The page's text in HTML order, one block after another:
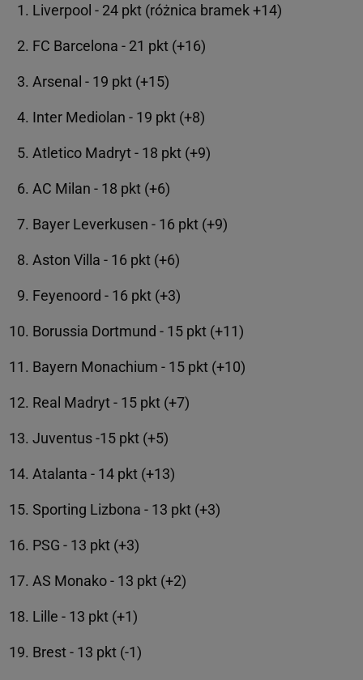
Liverpool - 24 pkt (różnica bramek +14)
FC Barcelona - 21 pkt (+16)
Arsenal - 19 pkt (+15)
Inter Mediolan - 19 pkt (+8)
Atletico Madryt - 18 pkt (+9)
AC Milan - 18 pkt (+6)
Bayer Leverkusen - 16 pkt (+9)
Aston Villa - 16 pkt (+6)
Feyenoord - 16 pkt (+3)
Borussia Dortmund - 15 pkt (+11)
Bayern Monachium - 15 pkt (+10)
Real Madryt - 15 pkt (+7)
Juventus -15 pkt (+5)
Atalanta - 14 pkt (+13)
Sporting Lizbona - 13 pkt (+3)
PSG - 13 pkt (+3)
AS Monako - 13 pkt (+2)
Lille - 13 pkt (+1)
Brest - 13 pkt (-1)